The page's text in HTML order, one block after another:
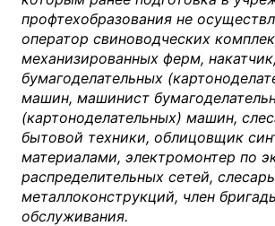
профтехобразования не
оператор свиноводческих
механизированных ферм,
бумагоделательных
машин, машинист
(картоноделательных) машин,
бытовой техники, облицовщик
материалами, электромонтер по
распределительных сетей,
металлоконструкций, член
обслуживания.